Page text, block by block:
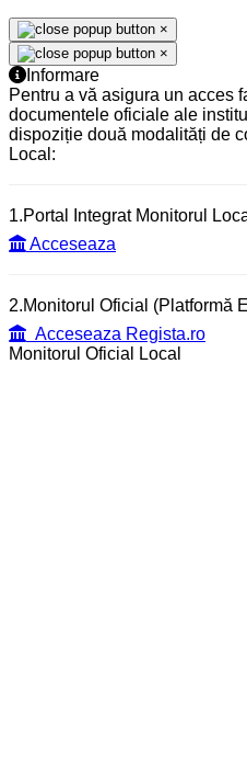
×
×
Informare
Pentru a vă asigura un acces
documentele oficiale ale
dispoziție două modalități de
Local:
1.Portal Integrat Monitorul
Acceseaza
2.Monitorul Oficial (Platformă
Acceseaza Regista.ro
Monitorul Oficial Local